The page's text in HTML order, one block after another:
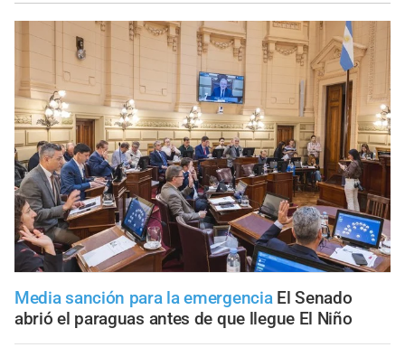
Media sanción para la emergencia El Senado
abrió el paraguas antes de que llegue El Niño